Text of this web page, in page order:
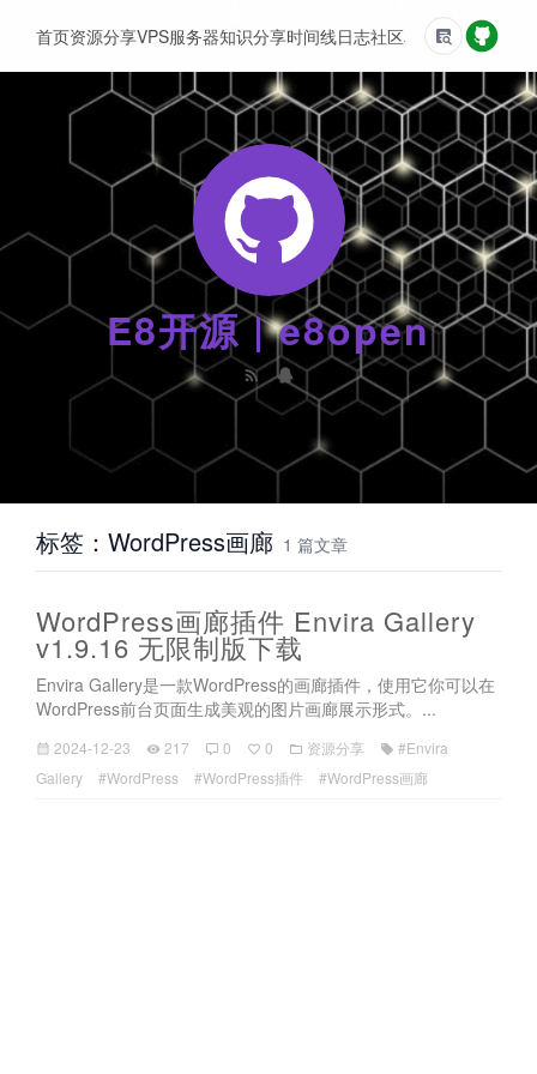
E8开源 | e8open
首页资源分享VPS服务器知识分享时间线日志社区友情链接
标签：WordPress画廊 1 篇文章
WordPress画廊插件 Envira Gallery
v1.9.16 无限制版下载
Envira Gallery是一款WordPress的画廊插件，使用它你可以在
WordPress前台页面生成美观的图片画廊展示形式。...
2024-12-23 217 0 0 资源分享
#Envira
Gallery
#WordPress #WordPress插件 #WordPress画廊